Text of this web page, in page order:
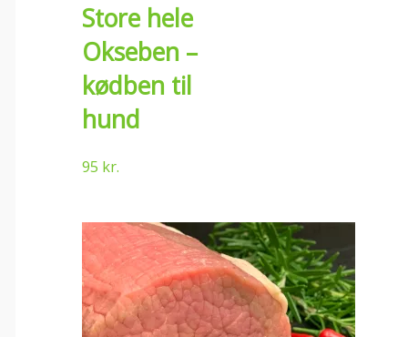
Store hele
Okseben –
kødben til
hund
95 kr.